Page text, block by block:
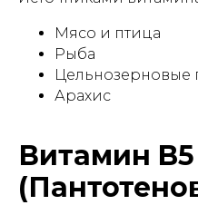
Мясо и птица
Рыба
Цельнозерновые
Арахис
Витамин B5